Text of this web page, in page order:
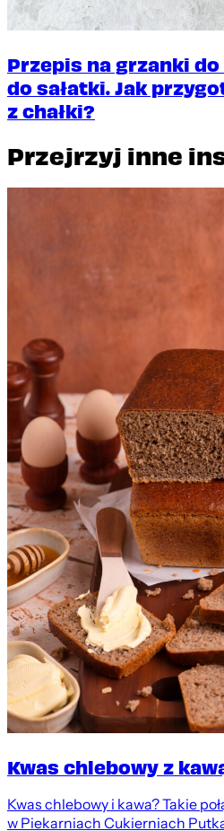
Przepis na grzanki
do sałatki. Jak
z chałki?
Przejrzyj inne
Kwas chlebowy z
Kwas chlebowy i kawa? Takie
w Piekarniach Cukierniach